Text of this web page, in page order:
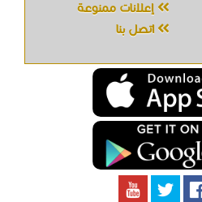
إعلانات ممنوعة
اتصل بنا